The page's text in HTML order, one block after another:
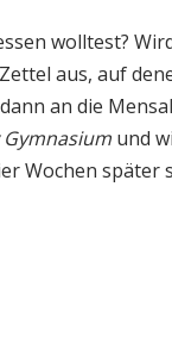
wolltest?
aus, auf
an die
Gymnasium und
Wochen